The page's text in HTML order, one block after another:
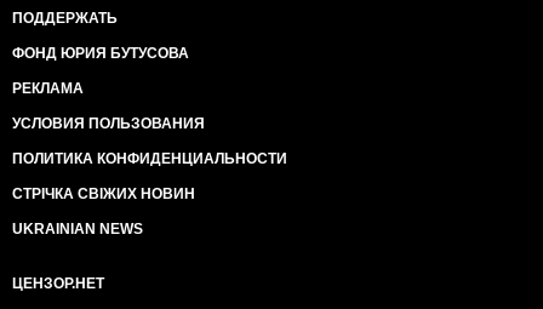
ПОДДЕРЖАТЬ
ФОНД ЮРИЯ БУТУСОВА
РЕКЛАМА
УСЛОВИЯ ПОЛЬЗОВАНИЯ
ПОЛИТИКА КОНФИДЕНЦИАЛЬНОСТИ
СТРІЧКА СВІЖИХ НОВИН
UKRAINIAN NEWS
ЦЕНЗОР.НЕТ